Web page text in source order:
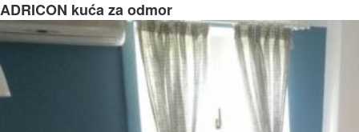
ADRICON kuća za odmor